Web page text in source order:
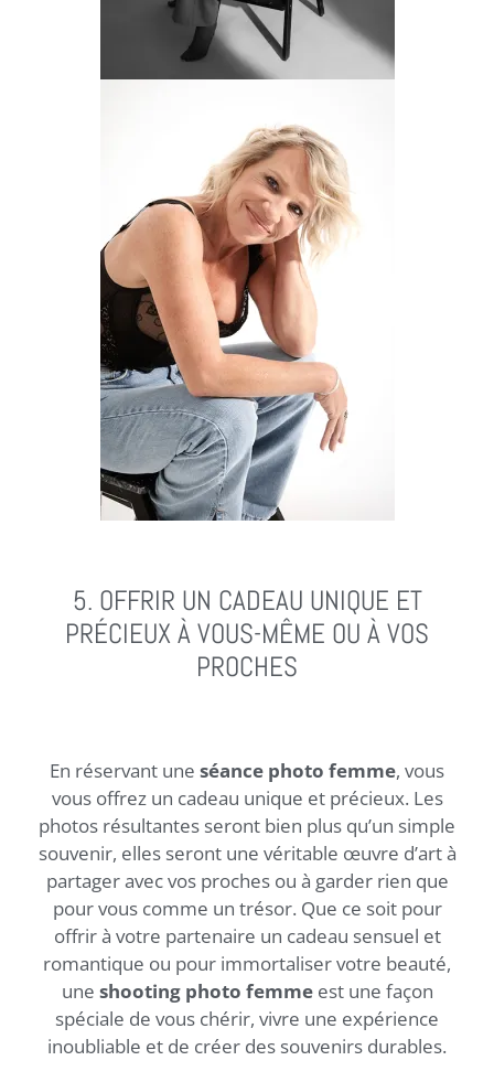
5. OFFRIR UN CADEAU UNIQUE ET
PRÉCIEUX À VOUS-MÊME OU À VOS
PROCHES
En réservant une séance photo femme, vous
vous offrez un cadeau unique et précieux. Les
photos résultantes seront bien plus qu’un simple
souvenir, elles seront une véritable œuvre d’art à
partager avec vos proches ou à garder rien que
pour vous comme un trésor. Que ce soit pour
offrir à votre partenaire un cadeau sensuel et
romantique ou pour immortaliser votre beauté,
une shooting photo femmeest une façon
spéciale de vous chérir, vivre une expérience
inoubliable et de créer des souvenirs durables.